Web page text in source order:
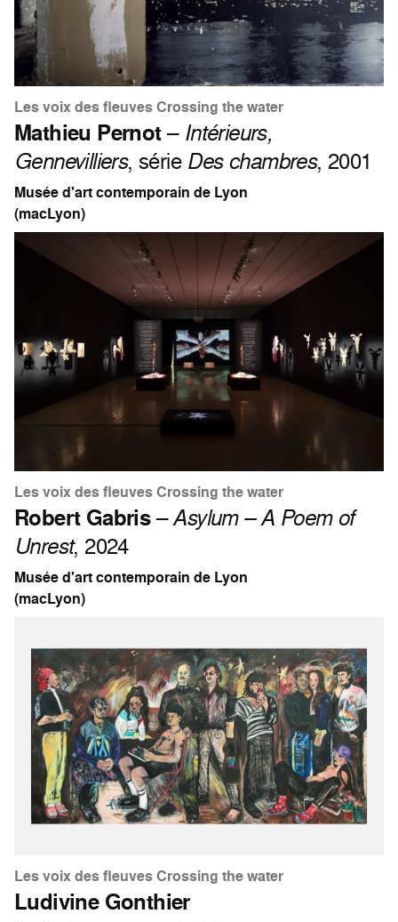
Les voix des fleuves Crossing the water
Mathieu Pernot– Intérieurs,
Gennevilliers, série Des chambres, 2001
Musée d'art contemporain de Lyon
(macLyon)
Les voix des fleuves Crossing the water
Robert Gabris–Asylum – A Poem of
Unrest, 2024
Musée d'art contemporain de Lyon
(macLyon)
Les voix des fleuves Crossing the water
Ludivine Gonthier